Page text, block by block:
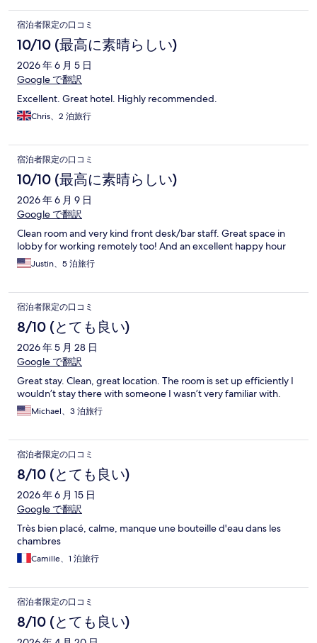
宿泊者限定の口コミ
10/10 (最高に素晴らしい)
2026 年 6 月 5 日
Google で翻訳
Excellent. Great hotel. Highly recommended.
Chris、2 泊旅行
宿泊者限定の口コミ
10/10 (最高に素晴らしい)
2026 年 6 月 9 日
Google で翻訳
Clean room and very kind front desk/bar staff. Great space in
lobby for working remotely too! And an excellent happy hour
Justin、5 泊旅行
宿泊者限定の口コミ
8/10 (とても良い)
2026 年 5 月 28 日
Google で翻訳
Great stay. Clean, great location. The room is set up efficiently I
wouldn’t stay there with someone I wasn’t very familiar with.
Michael、3 泊旅行
宿泊者限定の口コミ
8/10 (とても良い)
2026 年 6 月 15 日
Google で翻訳
Très bien placé, calme, manque une bouteille d'eau dans les
chambres
Camille、1 泊旅行
宿泊者限定の口コミ
8/10 (とても良い)